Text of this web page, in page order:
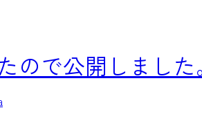
ので公開しました